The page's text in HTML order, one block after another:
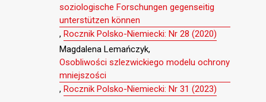
soziologische Forschungen gegenseitig
unterstützen können
, Rocznik Polsko-Niemiecki: Nr 28 (2020)
Magdalena Lemańczyk,
Osobliwości szlezwickiego modelu ochrony
mniejszości
, Rocznik Polsko-Niemiecki: Nr 31 (2023)